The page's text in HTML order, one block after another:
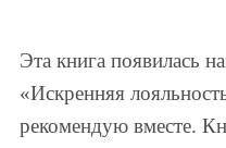
Эта книга появилась
«Искренняя
рекомендую вместе.